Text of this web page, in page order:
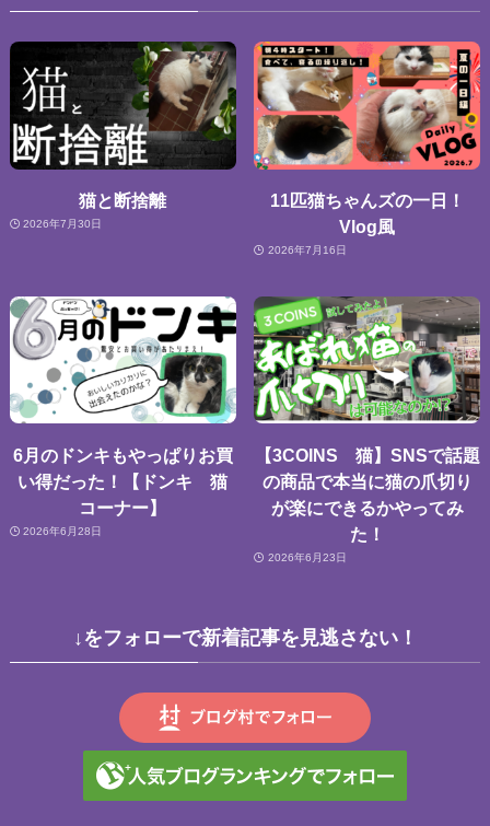
猫と断捨離
2026年7月30日
11匹猫ちゃんズの一日！
Vlog風
2026年7月16日
6月のドンキもやっぱりお買
い得だった！【ドンキ 猫
コーナー】
2026年6月28日
【3COINS 猫】SNSで話題
の商品で本当に猫の爪切り
が楽にできるかやってみ
た！
2026年6月23日
↓をフォローで新着記事を見逃さない！